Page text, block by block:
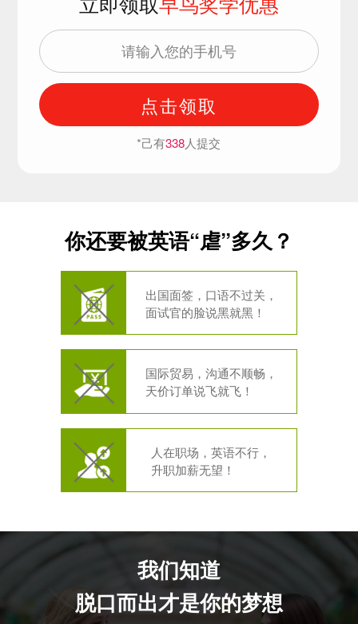
点击领取
*己有338人提交
你还要被英语“虐”多久？
出国面签，口语不过关，
面试官的脸说黑就黑！
国际贸易，沟通不顺畅，
天价订单说飞就飞！
人在职场，英语不行，
升职加薪无望！
我们知道
脱口而出才是你的梦想